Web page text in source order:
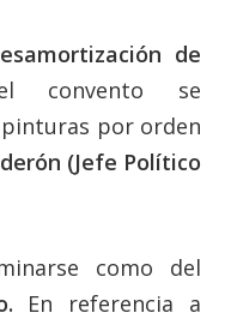
de
convento se
por orden
(Jefe Político
como del
En referencia a